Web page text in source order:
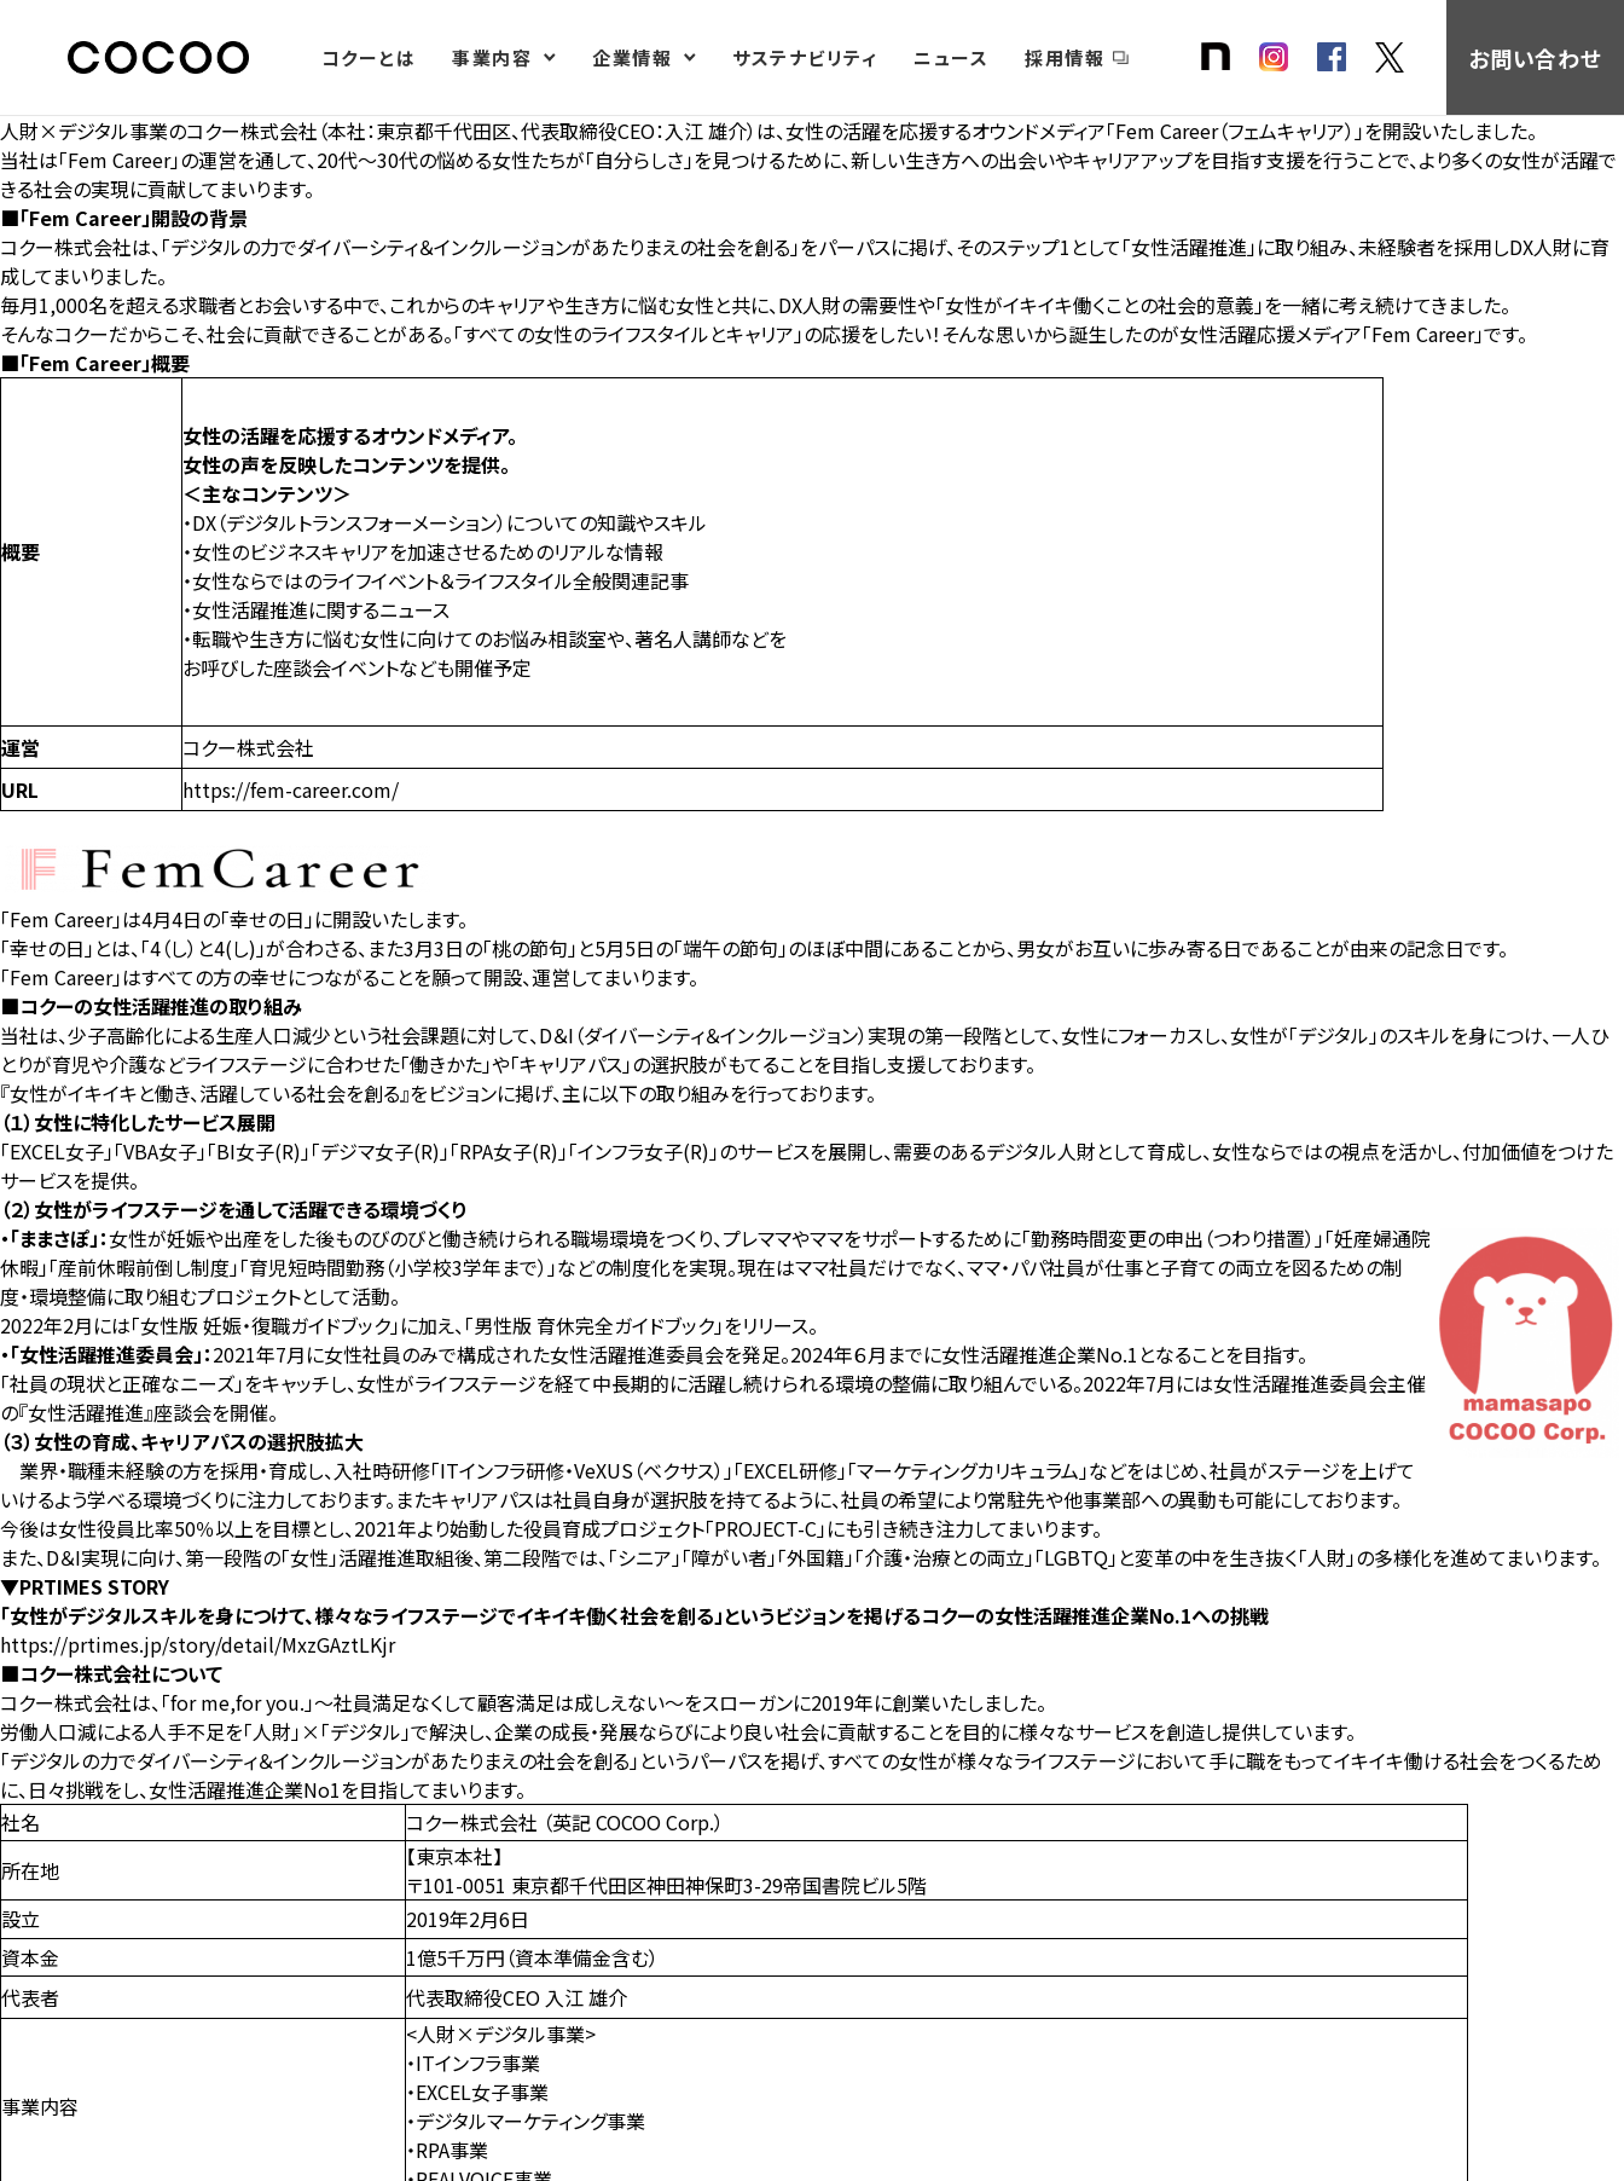
コクーとは 事業内容 企業情報 サステナビリティ ニュース 採用情報 お問い合わせ
人財×デジタル事業のコクー株式会社（本社：東京都千代田区、代表取締役CEO：入江 雄介）は、女性の活躍を応援するオウンドメディア「Fem Career（フェムキャリア）」を開設いたしました。
当社は「Fem Career」の運営を通して、20代～30代の悩める女性たちが「自分らしさ」を見つけるために、新しい生き方への出会いやキャリアアップを目指す支援を行うことで、より多くの女性が活躍で
きる社会の実現に貢献してまいります。
■「Fem Career」開設の背景
コクー株式会社は、「デジタルの力でダイバーシティ＆インクルージョンがあたりまえの社会を創る」をパーパスに掲げ、そのステップ1として「女性活躍推進」に取り組み、未経験者を採用しDX人財に育
成してまいりました。
毎月1,000名を超える求職者とお会いする中で、これからのキャリアや生き方に悩む女性と共に、DX人財の需要性や「女性がイキイキ働くことの社会的意義」を一緒に考え続けてきました。
そんなコクーだからこそ、社会に貢献できることがある。「すべての女性のライフスタイルとキャリア」の応援をしたい！そんな思いから誕生したのが女性活躍応援メディア「Fem Career」です。
■「Fem Career」概要
概要
女性の活躍を応援するオウンドメディア。
女性の声を反映したコンテンツを提供。
＜主なコンテンツ＞
・DX（デジタルトランスフォーメーション）についての知識やスキル
・女性のビジネスキャリアを加速させるためのリアルな情報
・女性ならではのライフイベント＆ライフスタイル全般関連記事
・女性活躍推進に関するニュース
・転職や生き方に悩む女性に向けてのお悩み相談室や、著名人講師などを
お呼びした座談会イベントなども開催予定
運営
コクー株式会社
URL
https://fem-career.com/
「Fem Career」は4月4日の「幸せの日」に開設いたします。
「幸せの日」とは、「4（し）と4(し)」が合わさる、また3月3日の「桃の節句」と5月5日の「端午の節句」のほぼ中間にあることから、男女がお互いに歩み寄る日であることが由来の記念日です。
「Fem Career」はすべての方の幸せにつながることを願って開設、運営してまいります。
■コクーの女性活躍推進の取り組み
当社は、少子高齢化による生産人口減少という社会課題に対して、D＆I（ダイバーシティ＆インクルージョン）実現の第一段階として、女性にフォーカスし、女性が「デジタル」のスキルを身につけ、一人ひ
とりが育児や介護などライフステージに合わせた「働きかた」や「キャリアパス」の選択肢がもてることを目指し支援しております。
『女性がイキイキと働き、活躍している社会を創る』をビジョンに掲げ、主に以下の取り組みを行っております。
（１）女性に特化したサービス展開
「EXCEL女子」「VBA女子」「BI女子(R)」「デジマ女子(R)」「RPA女子(R)」「インフラ女子(R)」のサービスを展開し、需要のあるデジタル人財として育成し、女性ならではの視点を活かし、付加価値をつけた
サービスを提供。
（２）女性がライフステージを通して活躍できる環境づくり
・「ままさぽ」：女性が妊娠や出産をした後ものびのびと働き続けられる職場環境をつくり、プレママやママをサポートするために「勤務時間変更の申出（つわり措置）」「妊産婦通院
休暇」「産前休暇前倒し制度」「育児短時間勤務（小学校3学年まで）」などの制度化を実現。現在はママ社員だけでなく、ママ・パパ社員が仕事と子育ての両立を図るための制
度・環境整備に取り組むプロジェクトとして活動。
2022年2月には「女性版 妊娠・復職ガイドブック」に加え、「男性版 育休完全ガイドブック」をリリース。
・「女性活躍推進委員会」：2021年7月に女性社員のみで構成された女性活躍推進委員会を発足。2024年６月までに女性活躍推進企業No.1となることを目指す。
「社員の現状と正確なニーズ」をキャッチし、女性がライフステージを経て中長期的に活躍し続けられる環境の整備に取り組んでいる。2022年7月には女性活躍推進委員会主催
の『女性活躍推進』座談会を開催。
（３）女性の育成、キャリアパスの選択肢拡大
業界・職種未経験の方を採用・育成し、入社時研修「ITインフラ研修・VeXUS（ベクサス）」「EXCEL研修」「マーケティングカリキュラム」などをはじめ、社員がステージを上げて
いけるよう学べる環境づくりに注力しております。またキャリアパスは社員自身が選択肢を持てるように、社員の希望により常駐先や他事業部への異動も可能にしております。
今後は女性役員比率50％以上を目標とし、2021年より始動した役員育成プロジェクト「PROJECT-C」にも引き続き注力してまいります。
また、D＆I実現に向け、第一段階の「女性」活躍推進取組後、第二段階では、「シニア」「障がい者」「外国籍」「介護・治療との両立」「LGBTQ」と変革の中を生き抜く「人財」の多様化を進めてまいります。
▼PRTIMES STORY
「女性がデジタルスキルを身につけて、様々なライフステージでイキイキ働く社会を創る」というビジョンを掲げるコクーの女性活躍推進企業No.1への挑戦
https://prtimes.jp/story/detail/MxzGAztLKjr
■コクー株式会社について
コクー株式会社は、「for me,for you.」～社員満足なくして顧客満足は成しえない～をスローガンに2019年に創業いたしました。
労働人口減による人手不足を「人財」×「デジタル」で解決し、企業の成長・発展ならびにより良い社会に貢献することを目的に様々なサービスを創造し提供しています。
「デジタルの力でダイバーシティ＆インクルージョンがあたりまえの社会を創る」というパーパスを掲げ、すべての女性が様々なライフステージにおいて手に職をもってイキイキ働ける社会をつくるため
に、日々挑戦をし、女性活躍推進企業No1を目指してまいります。
社名
コクー株式会社 （英記 COCOO Corp.）
所在地
【東京本社】
〒101-0051 東京都千代田区神田神保町3-29帝国書院ビル5階
設立
2019年2月6日
資本金
1億5千万円（資本準備金含む）
代表者
代表取締役CEO 入江 雄介
事業内容
<人財×デジタル事業>
・ITインフラ事業
・EXCEL女子事業
・デジタルマーケティング事業
・RPA事業